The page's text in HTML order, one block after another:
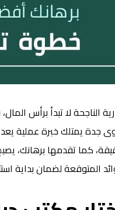
الناجحة لا تبدأ برأس
جدة يمتلك خبرة عملية
كما تقدمها برهانك،
المتوقعة لضمان بداية